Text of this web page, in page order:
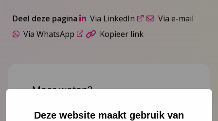
Deze website maakt gebruik van
Deel deze pagina Via LinkedIn
Via e-mail
Via WhatsApp
Kopieer link
Meer weten?